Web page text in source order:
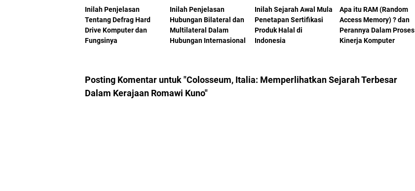
Inilah Penjelasan
Tentang Defrag Hard
Drive Komputer dan
Fungsinya
Inilah Penjelasan
Hubungan Bilateral dan
Multilateral Dalam
Hubungan Internasional
Inilah Sejarah Awal Mula
Penetapan Sertifikasi
Produk Halal di
Indonesia
Apa itu RAM (Random
Access Memory) ? dan
Perannya Dalam Proses
Kinerja Komputer
Posting Komentar untuk "Colosseum, Italia: Memperlihatkan Sejarah Terbesar
Dalam Kerajaan Romawi Kuno"